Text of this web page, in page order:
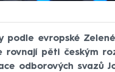
podle evropské
rovnají pěti českým
odborových svazů